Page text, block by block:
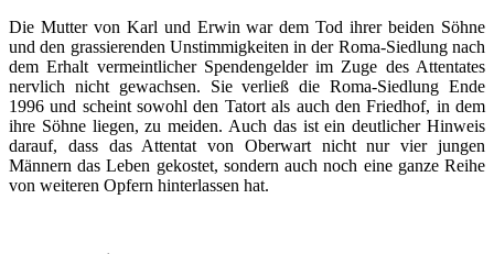
Die Mutter von Karl und Erwin war dem Tod ihrer beiden Söhne
und den grassierenden Unstimmigkeiten in der Roma-Siedlung nach
dem Erhalt vermeintlicher Spendengelder im Zuge des Attentates
nervlich nicht gewachsen. Sie verließ die Roma-Siedlung Ende
1996 und scheint sowohl den Tatort als auch den Friedhof, in dem
ihre Söhne liegen, zu meiden. Auch das ist ein deutlicher Hinweis
darauf, dass das Attentat von Oberwart nicht nur vier jungen
Männern das Leben gekostet, sondern auch noch eine ganze Reihe
von weiteren Opfern hinterlassen hat.